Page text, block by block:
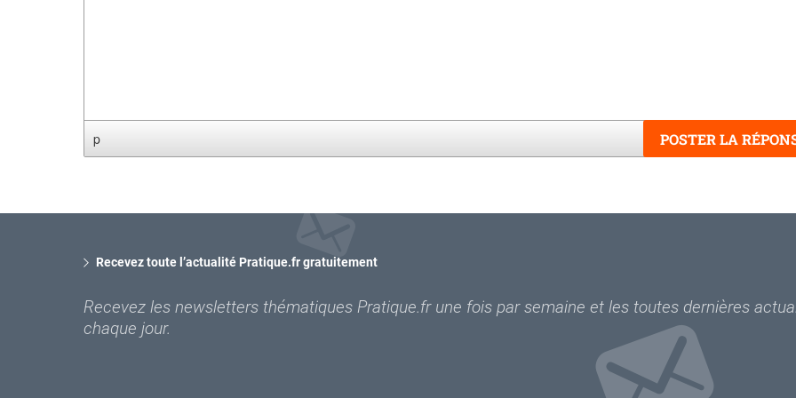
p POSTER LA
Recevez toute l’actualité Pratique.fr gratuitement
Recevez les newsletters thématiques Pratique.fr une fois par semaine et les toutes dernières
chaque jour.